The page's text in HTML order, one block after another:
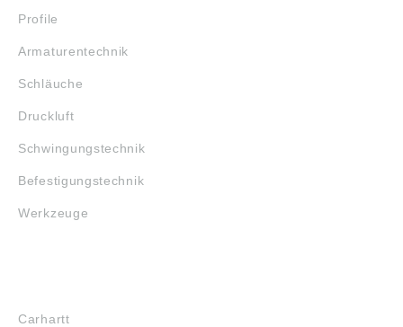
Profile
Armaturentechnik
Schläuche
Druckluft
Schwingungstechnik
Befestigungstechnik
Werkzeuge
Carhartt